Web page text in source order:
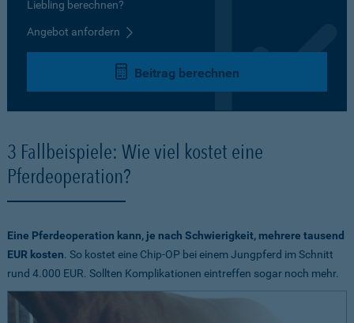
Liebling berechnen?
Angebot anfordern
Beitrag berechnen
3 Fallbeispiele: Wie viel kostet eine
Pferdeoperation?
Eine Pferdeoperation kann, je nach Schwierigkeit, mehrere tausend
EUR kosten. So kostet eine Chip-OP bei einem Jungpferd im Schnitt
rund 4.000 EUR. Sollten Komplikationen eintreffen sogar noch mehr.